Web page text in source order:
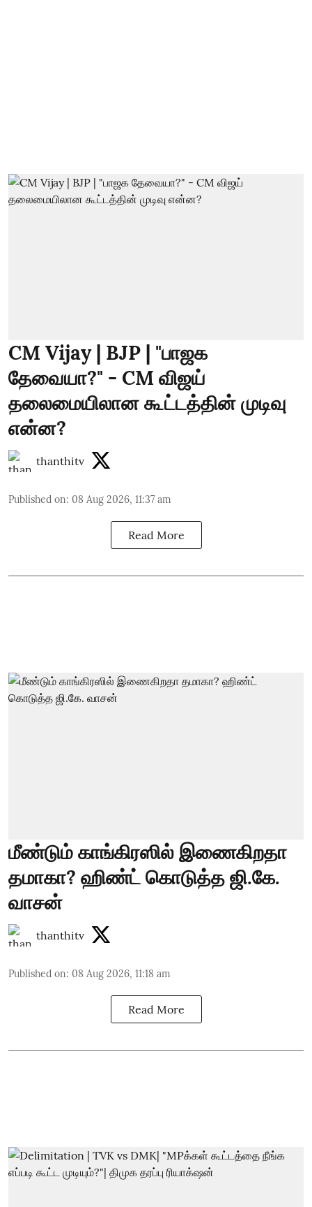
CM Vijay | BJP | "பாஜக
தேவையா?" - CM விஜய்
தலைமையிலான கூட்டத்தின் முடிவு
என்ன?
thanthitv
Published on: 08 Aug 2026, 11:37 am
Read More
மீண்டும் காங்கிரஸில் இணைகிறதா
தமாகா? ஹிண்ட் கொடுத்த ஜி.கே.
வாசன்
thanthitv
Published on: 08 Aug 2026, 11:18 am
Read More